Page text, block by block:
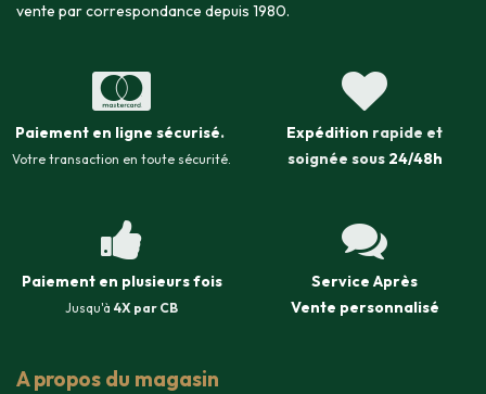
vente par correspondance depuis 1980.
Paiement en ligne sécurisé.
Votre transaction en toute sécurité.
Expédition rapide et
soignée sous 24/48h
Paiement en plusieurs fois
Jusqu'à 4X par CB
Service Après
Vente personnalisé
A propos du magasin